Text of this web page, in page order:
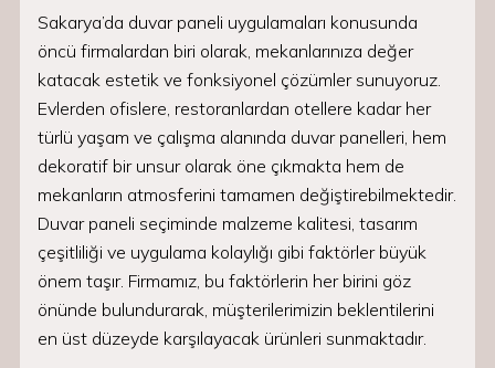
Sakarya’da duvar paneli uygulamaları konusunda
öncü firmalardan biri olarak, mekanlarınıza değer
katacak estetik ve fonksiyonel çözümler sunuyoruz.
Evlerden ofislere, restoranlardan otellere kadar her
türlü yaşam ve çalışma alanında duvar panelleri, hem
dekoratif bir unsur olarak öne çıkmakta hem de
mekanların atmosferini tamamen değiştirebilmektedir.
Duvar paneli seçiminde malzeme kalitesi, tasarım
çeşitliliği ve uygulama kolaylığı gibi faktörler büyük
önem taşır. Firmamız, bu faktörlerin her birini göz
önünde bulundurarak, müşterilerimizin beklentilerini
en üst düzeyde karşılayacak ürünleri sunmaktadır.